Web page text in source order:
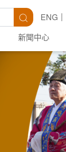
搜尋ENG
新聞中心